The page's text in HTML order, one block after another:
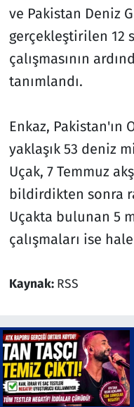
ve Pakistan Deniz
gerçekleştirilen 12
çalışmasının
tanımlandı.
Enkaz, Pakistan'ın
yaklaşık 53 deniz
Uçak, 7 Temmuz
bildirdikten sonra
Uçakta bulunan 5
çalışmaları ise
Kaynak: RSS